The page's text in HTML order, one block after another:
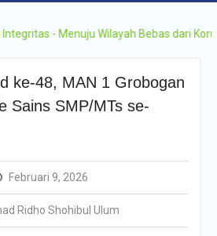
Sains,
2027
Menuju Wilayah Bebas dari Korupsi
ke-48, MAN 1 Grobogan
Sains SMP/MTs se-
Februari 9, 2026
Ridho Shohibul Ulum